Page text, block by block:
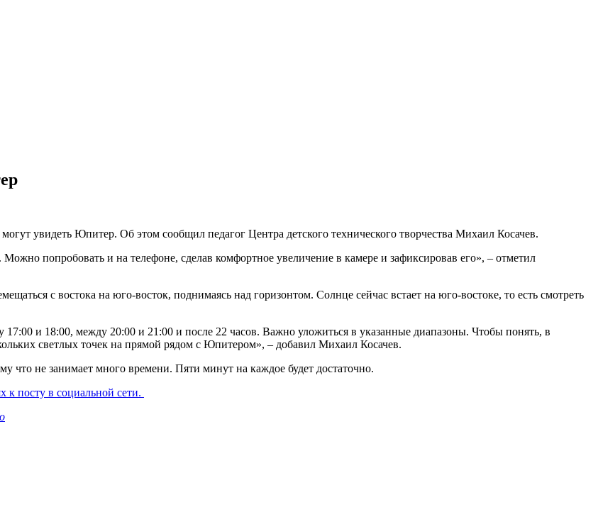
увидеть Юпитер. Об этом сообщил педагог Центра детского технического творчества Михаил Косачев.
попробовать и на телефоне, сделав комфортное увеличение в камере и зафиксировав его», – отметил
с востока на юго-восток, поднимаясь над горизонтом. Солнце сейчас встает на юго-востоке, то есть смотреть
и 18:00, между 20:00 и 21:00 и после 22 часов. Важно уложиться в указанные диапазоны. Чтобы понять, в
светлых точек на прямой рядом с Юпитером», – добавил Михаил Косачев.
не занимает много времени. Пяти минут на каждое будет достаточно.
к посту в социальной сети.